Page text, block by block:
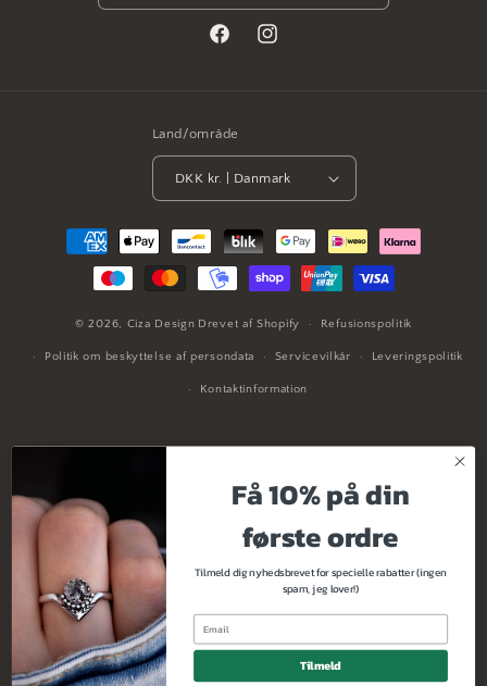
FacebookInstagram
Land/område
DKK kr. | Danmark
Betalingsmetoder
© 2026, Ciza Design Drevet af Shopify Refusionspolitik
Politik om beskyttelse af persondata Servicevilkår Leveringspolitik
Kontaktinformation
Tilmeld dig
nyhedsbrevet
Tilmeld dig nyhedsbrevet for specielle tilbud og
eksklusiv tidlig adgang til produktlanceringer med
mere.
Få 10% på din
første ordre
Tilmeld dig nyhedsbrevet for specielle rabatter (ingen
spam, jeg lover!)
Tilmeld